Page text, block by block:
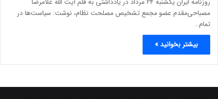
مصباحی‌مقدم عضو مجمع تشخیص مصلحت نظام،‌ نوشت: سیاست‌ها در
تمام…
بیشتر بخوانید »